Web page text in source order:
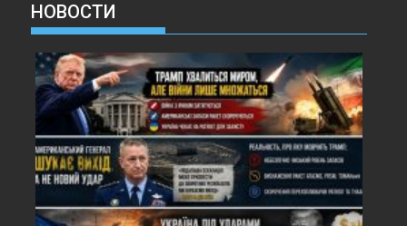
НОВОСТИ